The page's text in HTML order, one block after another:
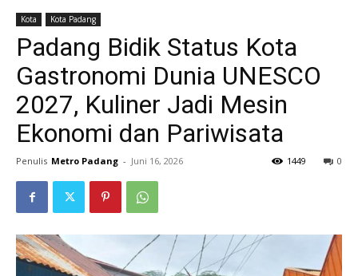
Kota Kota Padang
Padang Bidik Status Kota
Gastronomi Dunia UNESCO
2027, Kuliner Jadi Mesin
Ekonomi dan Pariwisata
Penulis Metro Padang - Juni 16, 2026 0
1449